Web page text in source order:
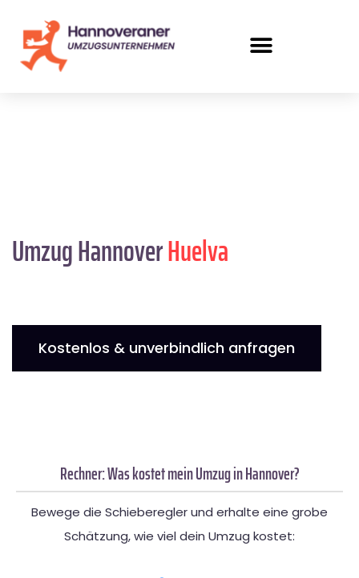
Umzug HannoverHuelva
Kostenlos & unverbindlich anfragen
Rechner: Was kostet mein Umzug in Hannover?
Bewege die Schieberegler und erhalte eine grobe
Schätzung, wie viel dein Umzug kostet: